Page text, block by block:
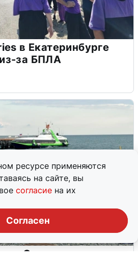
ресурсе применяются
на сайте, вы
согласие на их
Согласен
в Екатеринбурге
за БПЛА
Сочи рассказали